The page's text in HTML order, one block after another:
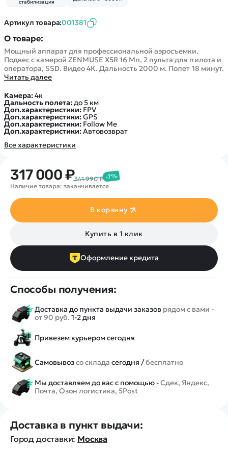
стабилизация
Артикул товара:001381
О товаре:
Мощный аппарат для профессиональной аэросъемки.
Подвес с камерой ZENMUSE X5R 16 Мп, 2 пульта для пилота и
оператора, SSD. Видео 4К. Дальность 2000 м. Полет 18 минут.
Читать далее
Камера:4к
Дальность полета:до 5 км
Доп.характеристики: FPV
Доп.характеристики:GPS
Доп.характеристики: Follow Me
Доп.характеристики:Автовозврат
Все характеристики
317 000 ₽341 990 ₽ -7%
Наличие товара: заканчивается
В корзину
Купить в 1 клик
Оформление кредита
Способы получения:
Доставка до пункта выдачи заказов рядом с вами -
от 90 руб. 1-2 дня
Привезем курьером сегодня
Самовывозсо склада сегодня /бесплатно
Мы доставляем до вас с помощью -Сдек, Яндекс,
Почта, Озон логистика, 5Post
Доставка в пункт выдачи:
Город доставки: Москва
Вертолеты
Самолеты
Сборные модели
Детские электромобили
Железные дороги
Конструкторы
Запчасти для моделей
Блог
Статьи про беспилотники
Обзор квадрокоптеров
Аренда Квадрокоптеров
Покупка в кредит
Контакты
Оплата и доставка
Помощь
Отследить заказ
Оплата на сайте